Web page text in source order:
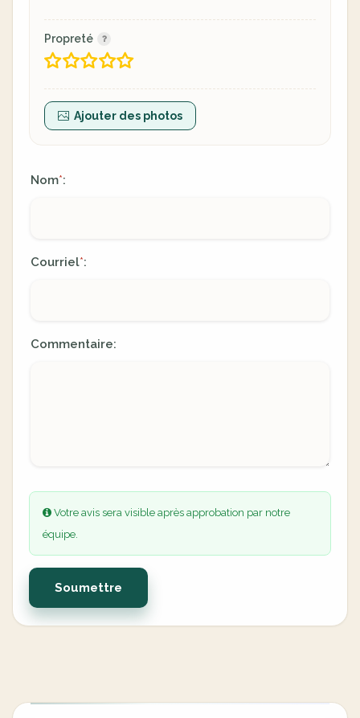
Propreté
Ajouter des photos
Nom*:
Courriel*:
Commentaire:
Votre avis sera visible après approbation par notre
équipe.
Soumettre